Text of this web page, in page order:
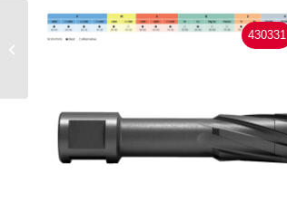
430331
Hepyc Kernboor HSS-